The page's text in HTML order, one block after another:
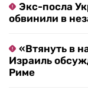
Экс-посла
обвинили в
«Втянуть в
Израиль
Риме